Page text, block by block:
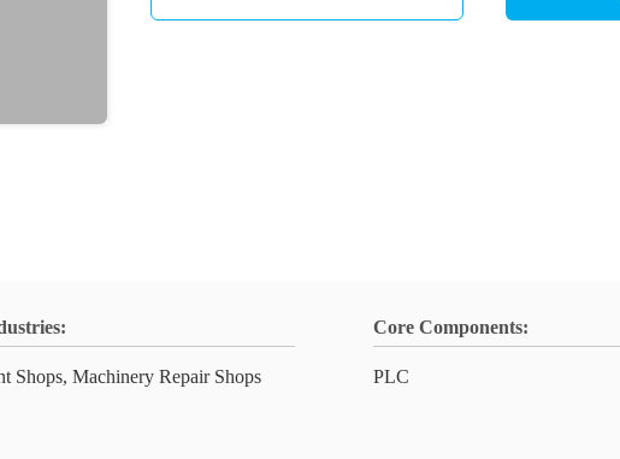
Shops, Machinery Repair Shops
Core Components:
PLC